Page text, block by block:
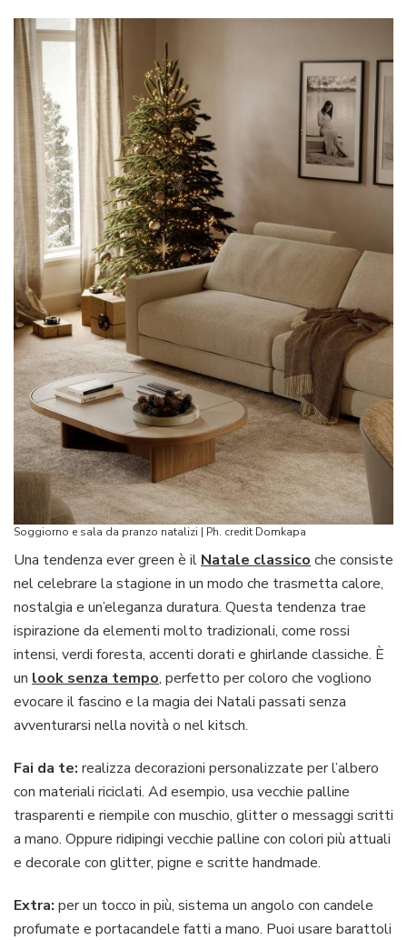
Soggiorno e sala da pranzo natalizi | Ph. credit Domkapa
Una tendenza ever green è il Natale classico che consiste
nel celebrare la stagione in un modo che trasmetta calore,
nostalgia e un’eleganza duratura. Questa tendenza trae
ispirazione da elementi molto tradizionali, come rossi
intensi, verdi foresta, accenti dorati e ghirlande classiche. È
un look senza tempo, perfetto per coloro che vogliono
evocare il fascino e la magia dei Natali passati senza
avventurarsi nella novità o nel kitsch.
Fai da te: realizza decorazioni personalizzate per l’albero
con materiali riciclati. Ad esempio, usa vecchie palline
trasparenti e riempile con muschio, glitter o messaggi scritti
a mano. Oppure ridipingi vecchie palline con colori più attuali
e decorale con glitter, pigne e scritte handmade.
Extra: per un tocco in più, sistema un angolo con candele
profumate e portacandele fatti a mano. Puoi usare barattoli